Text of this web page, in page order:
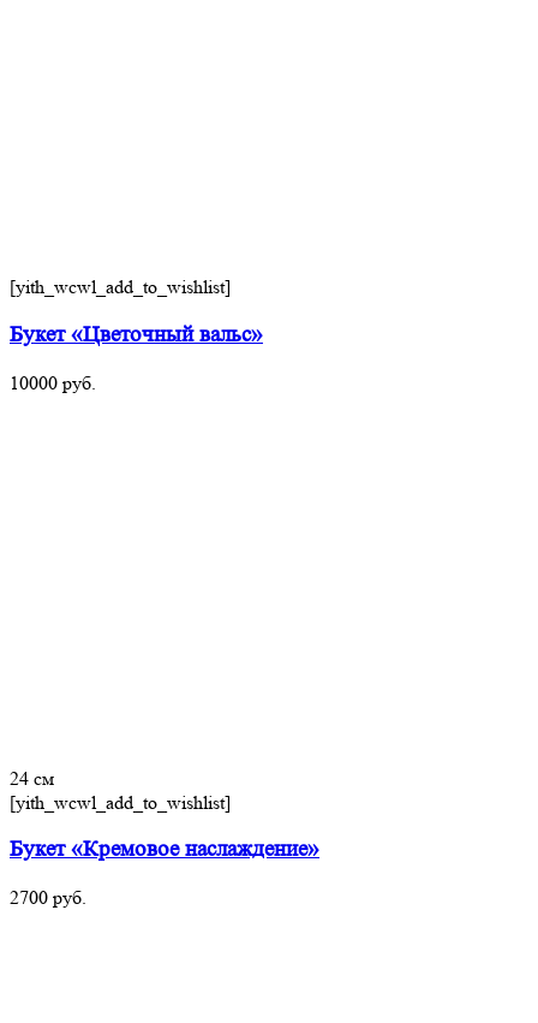
[yith_wcwl_add_to_wishlist]
Букет «Цветочный вальс»
10000 руб.
24 см
[yith_wcwl_add_to_wishlist]
Букет «Кремовое наслаждение»
2700 руб.